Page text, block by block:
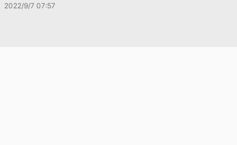
2022/9/7 07:57